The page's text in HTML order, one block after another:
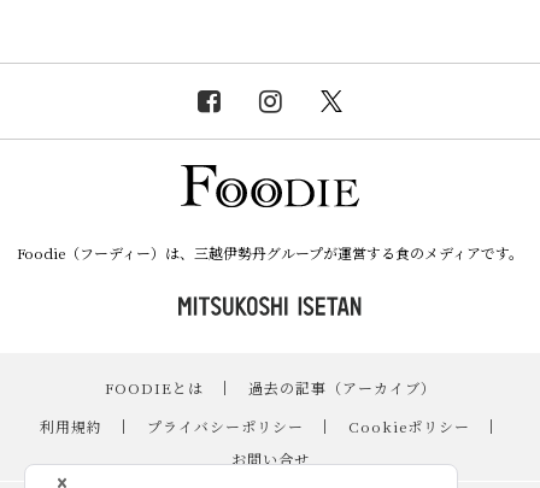
Foodie（フーディー）は、三越伊勢丹グループが運営する食のメディアです。
FOODIEとは ｜
過去の記事（アーカイブ）
｜
利用規約 ｜ プライバシーポリシー ｜ Cookieポリシー
｜
お問い合せ